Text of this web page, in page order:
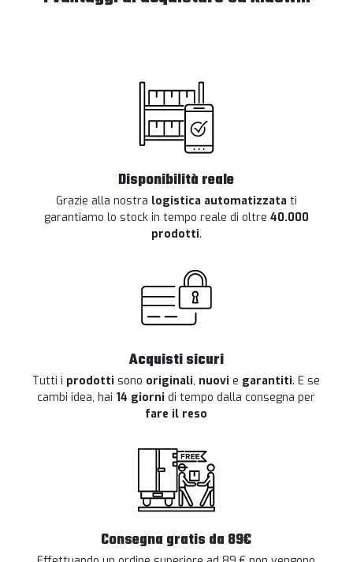
Disponibilità reale
Grazie alla nostra logistica automatizzata ti
garantiamo lo stock in tempo reale di oltre 40.000
prodotti.
Acquisti sicuri
Tutti i prodotti sono originali, nuovi e garantiti. E se
cambi idea, hai 14 giorni di tempo dalla consegna per
fare il reso
Consegna gratis da 89€